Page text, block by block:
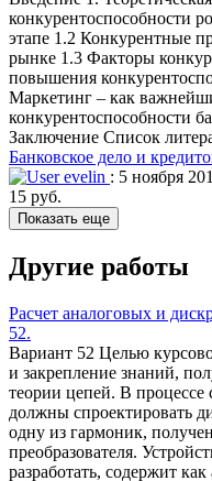
конкурентоспособности
этапе 1.2 Конкурентные
рынке 1.3 Факторы
повышения
Маркетинг – как
конкурентоспособности
Заключение Список
Банковское дело и
evelin : 5 ноября
15 руб.
Показать еще
Другие работы
Расчет аналоговых и
52.
Вариант 52 Целью
и закрепление знаний,
теории цепей. В процессе
должны спроектировать
одну из гармоник,
преобразователя.
разработать, содержит